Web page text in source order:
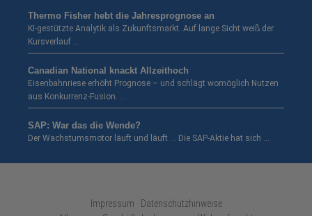
Thermo Fisher hebt die Jahresprognose an
KI-gestützte Analytik als Zukunftsmarkt. Auf lange Sicht weiß der
Kursverlauf …
Canadian National knackt Allzeithoch
Eisenbahnriese erhöht Prognose – und schlägt womöglich Nutzen
aus Konkurrenz-Fusion. …
SAP: War das die Wende?
Der Wachstumsmotor läuft und läuft … Die SAP-Aktie hat sich …
Impressum · Datenschutzhinweise